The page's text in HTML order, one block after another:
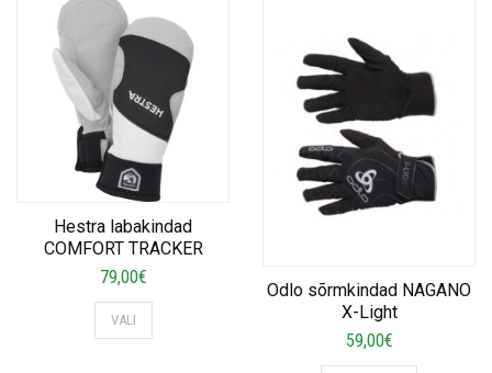
Hestra labakindad
COMFORT TRACKER
79,00€
VALI
This
Odlo sõrmkindad NAGANO
X-Light
59,00€